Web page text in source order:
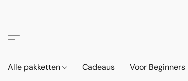
Alle pakketten Cadeaus Voor Beginners